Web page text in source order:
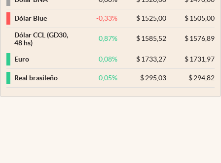
Dólar Blue -0,33% $ 1525,00 $1505,00
Dólar CCL (GD30,
48 hs)
0,87% $ 1585,52 $1576,89
Euro 0,08% $ 1733,27 $1731,97
Real brasileño 0,05% $ 295,03 $294,82